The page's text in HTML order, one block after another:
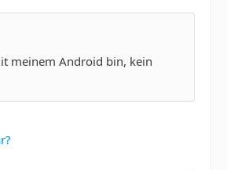
meinem Android bin, kein